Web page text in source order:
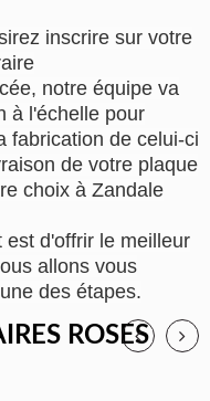
inscrire sur votre
notre équipe va
à l'échelle pour
fabrication de celui-ci
de votre plaque
choix à Zandale
d'offrir le meilleur
allons vous
des étapes.
ROSES